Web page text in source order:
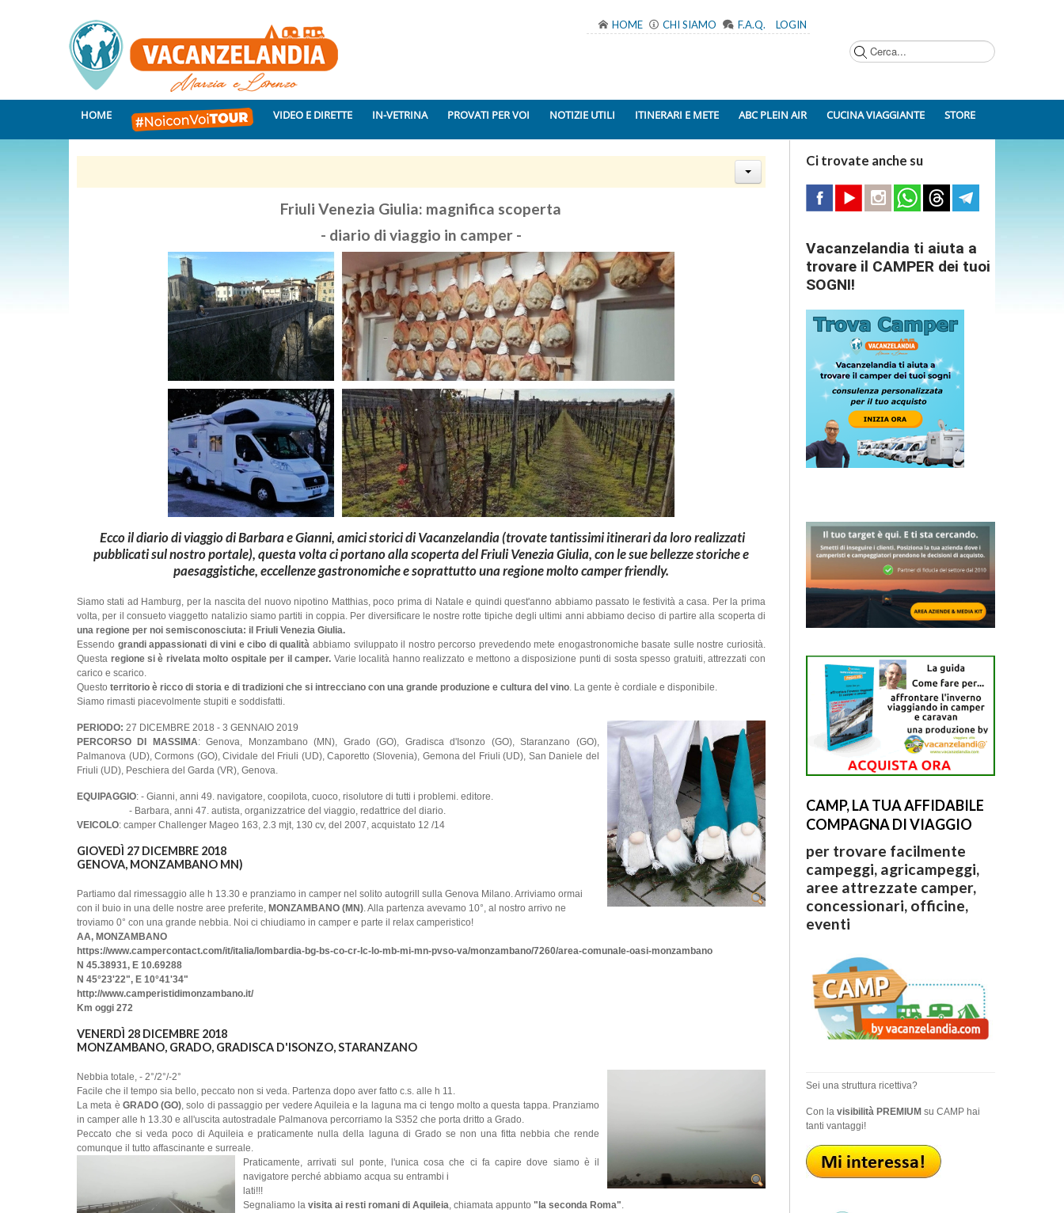
HOME CHI SIAMO F.A.Q. LOGIN
HOME VIDEO E DIRETTE IN-VETRINA PROVATI PER VOI NOTIZIE UTILI ITINERARI E METE ABC PLEIN AIR CUCINA VIAGGIANTE STORE
Friuli Venezia Giulia: magnifica scoperta
- diario di viaggio in camper -
Ecco il diario di viaggio diBarbaraeGianni, amici storici di Vacanzelandia (trovate tantissimi itinerari da loro realizzati
pubblicati sul nostro portale), questa volta ci portano alla scoperta delFriuli Venezia Giulia, con le sue bellezze storiche e
paesaggistiche, eccellenze gastronomiche e soprattutto una regione molto camper friendly.
Siamo stati ad Hamburg, per la nascita del nuovo nipotino Matthias, poco prima di Natale e quindi quest'anno abbiamo passato le festività a casa. Per la prima
volta, per il consueto viaggetto natalizio siamo partiti in coppia. Per diversificare le nostre rotte tipiche degli ultimi anni abbiamo deciso di partire alla scoperta di
una regione per noi semisconosciuta: il Friuli Venezia Giulia.
Essendo grandi appassionati di vini e cibo di qualità abbiamo sviluppato il nostro percorso prevedendo mete enogastronomiche basate sulle nostre curiosità.
Questa regione si è rivelata molto ospitale per il camper. Varie località hanno realizzato e mettono a disposizione punti di sosta spesso gratuiti, attrezzati con
carico e scarico.
Questo territorio è ricco di storia e di tradizioni che si intrecciano con una grande produzione e cultura del vino. La gente è cordiale e disponibile.
Siamo rimasti piacevolmente stupiti e soddisfatti.
PERIODO: 27 DICEMBRE 2018 - 3 GENNAIO 2019
PERCORSO DI MASSIMA: Genova, Monzambano (MN), Grado (GO), Gradisca d'Isonzo (GO), Staranzano (GO),
Palmanova (UD), Cormons (GO), Cividale del Friuli (UD), Caporetto (Slovenia), Gemona del Friuli (UD), San Daniele del
Friuli (UD), Peschiera del Garda (VR), Genova.
EQUIPAGGIO: - Gianni, anni 49. navigatore, coopilota, cuoco, risolutore di tutti i problemi. editore.
- Barbara, anni 47. autista, organizzatrice del viaggio, redattrice del diario.
VEICOLO: camper Challenger Mageo 163, 2.3 mjt, 130 cv, del 2007, acquistato 12 /14
GIOVEDÌ 27 DICEMBRE 2018
GENOVA, MONZAMBANO MN)
Partiamo dal rimessaggio alle h 13.30 e pranziamo in camper nel solito autogrill sulla Genova Milano. Arriviamo ormai
con il buio in una delle nostre aree preferite, MONZAMBANO (MN). Alla partenza avevamo 10°, al nostro arrivo ne
troviamo 0° con una grande nebbia. Noi ci chiudiamo in camper e parte il relax camperistico!
AA, MONZAMBANO
https://www.campercontact.com/it/italia/lombardia-bg-bs-co-cr-lc-lo-mb-mi-mn-pvso-va/monzambano/7260/area-comunale-oasi-monzambano
N 45.38931, E 10.69288
N 45°23'22", E 10°41'34"
http://www.camperistidimonzambano.it/
Km oggi 272
VENERDÌ 28 DICEMBRE 2018
MONZAMBANO, GRADO, GRADISCA D'ISONZO, STARANZANO
Nebbia totale, - 2°/2°/-2°
Facile che il tempo sia bello, peccato non si veda. Partenza dopo aver fatto c.s. alle h 11.
La meta è GRADO (GO), solo di passaggio per vedere Aquileia e la laguna ma ci tengo molto a questa tappa. Pranziamo
in camper alle h 13.30 e all'uscita autostradale Palmanova percorriamo la S352 che porta dritto a Grado.
Peccato che si veda poco di Aquileia e praticamente nulla della laguna di Grado se non una fitta nebbia che rende
comunque il tutto affascinante e surreale.
Praticamente, arrivati sul ponte, l'unica cosa che ci fa capire dove siamo è il
navigatore perché abbiamo acqua su entrambi i
lati!!!
Segnaliamo la visita ai resti romani di Aquileia, chiamata appunto "la seconda Roma".
Ci trovate anche su
Vacanzelandia ti aiuta a
trovare il CAMPER dei tuoi
SOGNI!
CAMP, LA TUA AFFIDABILE
COMPAGNA DI VIAGGIO
per trovare facilmente
campeggi, agricampeggi,
aree attrezzate camper,
concessionari, officine,
eventi
Sei una struttura ricettiva?
Con la visibilità PREMIUMsu CAMP hai
tanti vantaggi!